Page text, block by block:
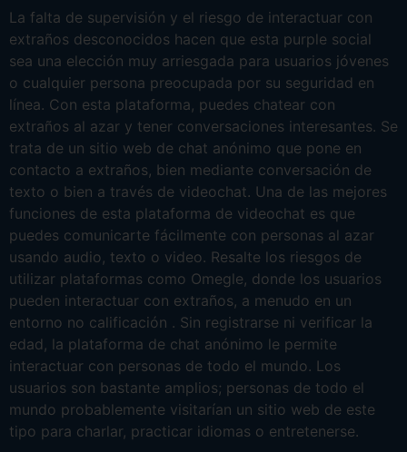
La falta de supervisión y el riesgo de interactuar con
extraños desconocidos hacen que esta purple social
sea una elección muy arriesgada para usuarios jóvenes
o cualquier persona preocupada por su seguridad en
línea. Con esta plataforma, puedes chatear con
extraños al azar y tener conversaciones interesantes. Se
trata de un sitio web de chat anónimo que pone en
contacto a extraños, bien mediante conversación de
texto o bien a través de videochat. Una de las mejores
funciones de esta plataforma de videochat es que
puedes comunicarte fácilmente con personas al azar
usando audio, texto o video. Resalte los riesgos de
utilizar plataformas como Omegle, donde los usuarios
pueden interactuar con extraños, a menudo en un
entorno no calificación . Sin registrarse ni verificar la
edad, la plataforma de chat anónimo le permite
interactuar con personas de todo el mundo. Los
usuarios son bastante amplios; personas de todo el
mundo probablemente visitarían un sitio web de este
tipo para charlar, practicar idiomas o entretenerse.